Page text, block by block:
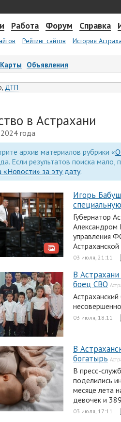
Работа Форум Справка
Рейтинг сайтов История
Карты Объявления
ДТП
в Астрахани
года
архив материалов рубрики «
Если результатов поиска мало,
«Новости» за эту дату.
Игорь
Губернатор
Александром
управления
03 июля, 21:11
В
боец СВО
03 июля, 18:11
В
богатырь
В пресс-
поделились
месяце лета
девочек и
03 июля, 17:11